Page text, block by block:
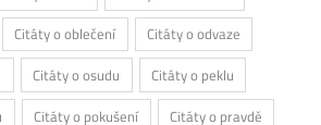
Citáty o oblečení
Citáty o odvaze
Citáty o osudu
Citáty o peklu
Citáty o pokušení Citáty o pravdě